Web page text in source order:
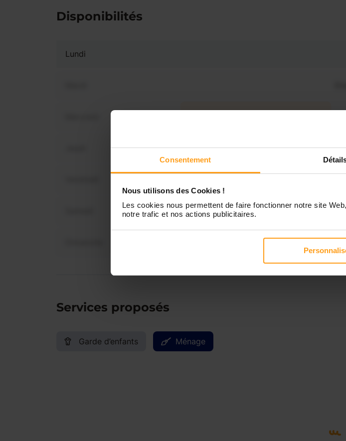
Consentement
Nous utilisons des Cookies !
Les cookies nous permettent de faire fonctionner notre site
notre trafic et nos actions publicitaires.
Disponibilités
Lundi
Services proposés
Garde d’enfants Ménage